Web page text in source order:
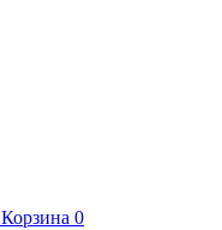
Корзина 0